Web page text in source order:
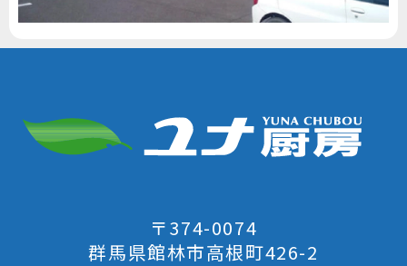
〒374-0074
群馬県館林市高根町426-2